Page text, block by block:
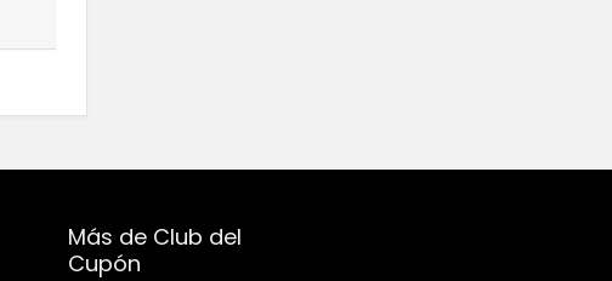
Más de Club del
Cupón